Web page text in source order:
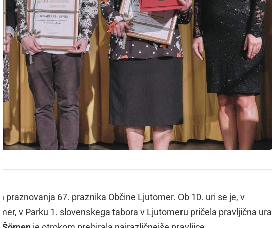
praznovanja 67. praznika Občine Ljutomer. Ob 10. uri se je, v
v Parku 1. slovenskega tabora v Ljutomeru pričela pravljična ura